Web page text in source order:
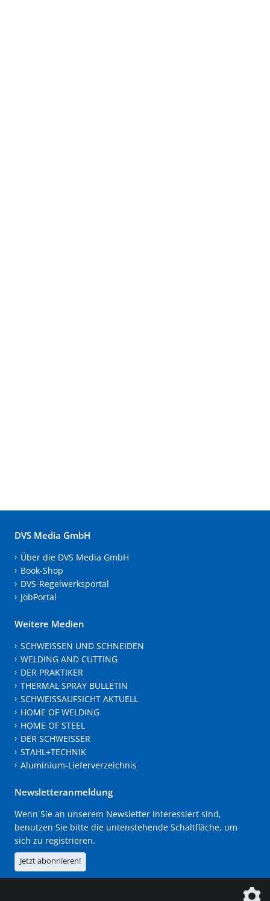
DVS Media GmbH
Über die DVS Media GmbH
Book-Shop
DVS-Regelwerksportal
JobPortal
Weitere Medien
SCHWEISSEN UND SCHNEIDEN
WELDING AND CUTTING
DER PRAKTIKER
THERMAL SPRAY BULLETIN
SCHWEISSAUFSICHT AKTUELL
HOME OF WELDING
HOME OF STEEL
DER SCHWEISSER
STAHL+TECHNIK
Aluminium-Lieferverzeichnis
Newsletteranmeldung
Wenn Sie an unserem Newsletter interessiert sind,
benutzen Sie bitte die untenstehende Schaltfläche, um
sich zu registrieren.
Jetzt abonnieren!